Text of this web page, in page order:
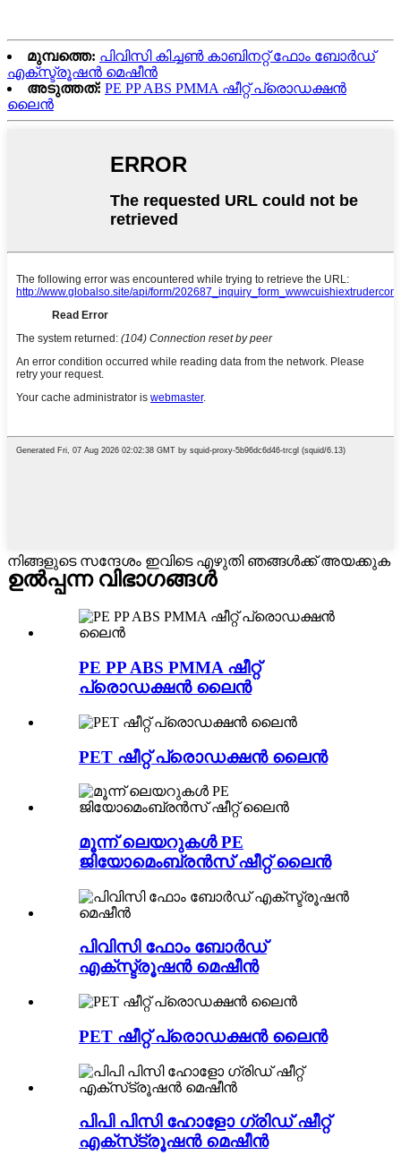
മുമ്പത്തെ: പിവിസി കിച്ചൺ കാബിനറ്റ് ഫോം ബോർഡ്
എക്സ്ട്രൂഷൻ മെഷീൻ
അടുത്തത്: PE PP ABS PMMA ഷീറ്റ് പ്രൊഡക്ഷൻ
ലൈൻ
നിങ്ങളുടെ സന്ദേശം ഇവിടെ എഴുതി ഞങ്ങൾക്ക് അയക്കുക
ഉൽപ്പന്ന വിഭാഗങ്ങൾ
PE PP ABS PMMA ഷീറ്റ്
പ്രൊഡക്ഷൻ ലൈൻ
PET ഷീറ്റ് പ്രൊഡക്ഷൻ ലൈൻ
മൂന്ന് ലെയറുകൾ PE
ജിയോമെംബ്രൻസ് ഷീറ്റ് ലൈൻ
പിവിസി ഫോം ബോർഡ്
എക്സ്ട്രൂഷൻ മെഷീൻ
PET ഷീറ്റ് പ്രൊഡക്ഷൻ ലൈൻ
പിപി പിസി ഹോളോ ഗ്രിഡ് ഷീറ്റ്
എക്‌സ്‌ട്രൂഷൻ മെഷീൻ